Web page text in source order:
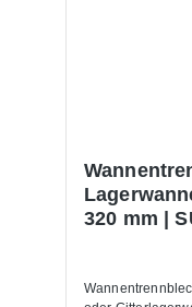
320 mm |